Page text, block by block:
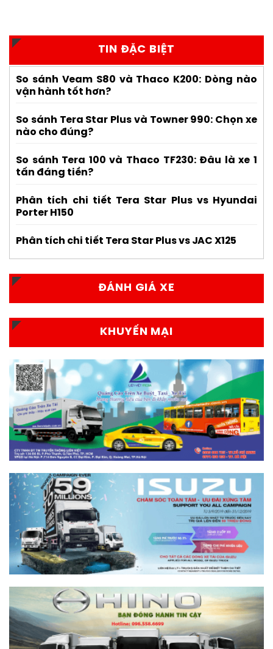
TIN ĐẶC BIỆT
So sánh Veam S80 và Thaco K200: Dòng nào
vận hành tốt hơn?
So sánh Tera Star Plus và Towner 990: Chọn xe
nào cho đúng?
So sánh Tera 100 và Thaco TF230: Đâu là xe 1
tấn đáng tiền?
Phân tích chi tiết Tera Star Plus vs Hyundai
Porter H150
Phân tích chi tiết Tera Star Plus vs JAC X125
ĐÁNH GIÁ XE
KHUYẾN MẠI